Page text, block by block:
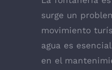
surge un
movimiento
agua es
en el